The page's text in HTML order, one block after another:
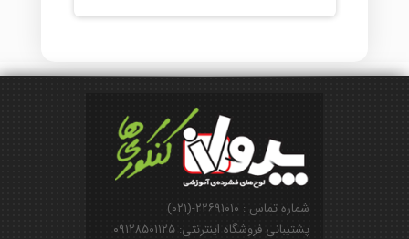
شماره تماس : ۲۲۶۹۱۰۱۰-(۰۲۱)
پشتیبانی فروشگاه اینترنتی: ۰۹۱۲۸۵۰۱۱۲۵